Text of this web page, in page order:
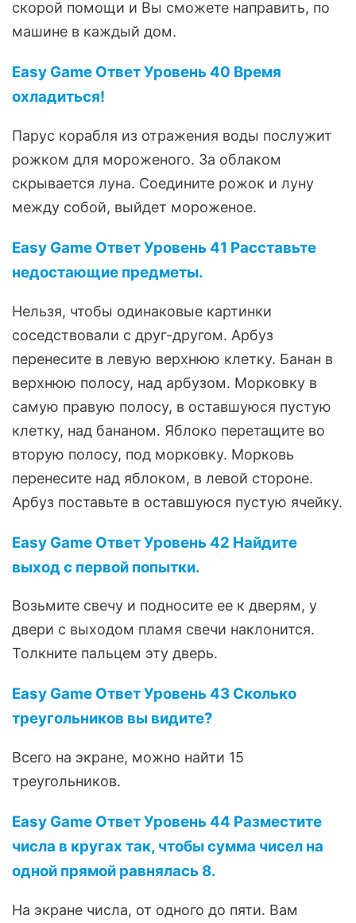
скорой помощи и Вы сможете направить, по
машине в каждый дом.
Easy Game Ответ Уровень 40 Время
охладиться!
Парус корабля из отражения воды послужит
рожком для мороженого. За облаком
скрывается луна. Соедините рожок и луну
между собой, выйдет мороженое.
Easy Game Ответ Уровень 41 Расставьте
недостающие предметы.
Нельзя, чтобы одинаковые картинки
соседствовали с друг-другом. Арбуз
перенесите в левую верхнюю клетку. Банан в
верхнюю полосу, над арбузом. Морковку в
самую правую полосу, в оставшуюся пустую
клетку, над бананом. Яблоко перетащите во
вторую полосу, под морковку. Морковь
перенесите над яблоком, в левой стороне.
Арбуз поставьте в оставшуюся пустую ячейку.
Easy Game Ответ Уровень 42 Найдите
выход с первой попытки.
Возьмите свечу и подносите ее к дверям, у
двери с выходом пламя свечи наклонится.
Толкните пальцем эту дверь.
Easy Game Ответ Уровень 43 Сколько
треугольников вы видите?
Всего на экране, можно найти 15
треугольников.
Easy Game Ответ Уровень 44 Разместите
числа в кругах так, чтобы сумма чисел на
одной прямой равнялась 8.
На экране числа, от одного до пяти. Вам